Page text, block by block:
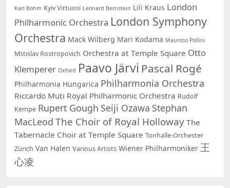
Karl Bohm Kyiv Virtuosi Leonard Bernstein Lili Kraus London
Philharmonic Orchestra London Symphony
Orchestra Mack Wilberg Mari Kodama Maurizio Pollini
Mstislav Rostropovich Orchestra at Temple Square Otto
Klemperer Oxford Paavo Järvi Pascal Rogé
Philharmonia Hungarica Philharmonia Orchestra
Riccardo Muti Royal Philharmonic Orchestra Rudolf
Kempe Rupert Gough Seiji Ozawa Stephan
MacLeod The Choir of Royal Holloway The
Tabernacle Choir at Temple Square Tonhalle-Orchester
Zürich Van Halen Various Artists Wiener Philharmoniker 王
心凌